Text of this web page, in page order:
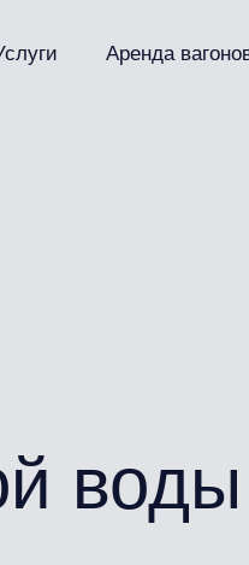
Аренда
воды